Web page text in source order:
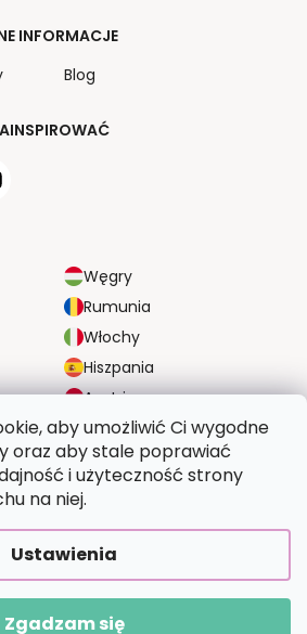
aby umożliwić Ci wygodne
oraz aby stale poprawiać
i użyteczność strony
na niej.
Ustawienia
Zgadzam się
Węgry
Rumunia
Włochy
Hiszpania
Austria
INFORMACJE
Blog
. Wszystkie prawa zastrzeżone.